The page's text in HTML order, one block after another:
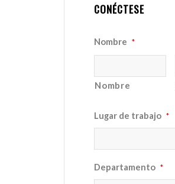
CONÉCTESE
Nombre *
Nombre
Lugar de trabajo *
Departamento *